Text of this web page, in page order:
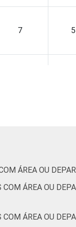
7
ÁREA OU
ÁREA OU
ÁREA OU